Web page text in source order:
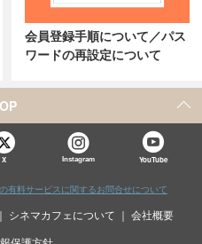
会員登録手順について／パス
ワードの再設定について
X Instagram YouTube
有料サービスに関するお問合せについて
シネマカフェについて 会社概要